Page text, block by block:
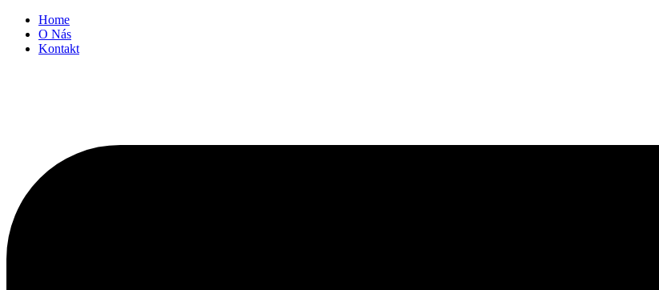
Přeskočit
obsah
Home
O Nás
Kontakt